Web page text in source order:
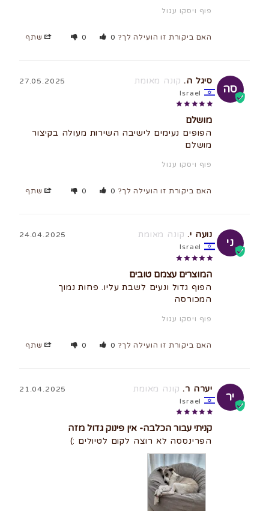
פוף ויסקו עגול
שתף האם ביקורת זו הועילה לך? 0
0
סה
27.05.2025 סיגל ה.
Israel
מושלם
מושלם
פוף ויסקו עגול
שתף האם ביקורת זו הועילה לך? 0
0
ני
24.04.2025 נועה י.
Israel
המוצרים עצמם טובים
הפוף גדול ונעים לשבת עליו. פחות נמוך
המכורסה
פוף ויסקו עגול
שתף האם ביקורת זו הועילה לך? 0
0
יר
21.04.2025 יערה ר.
Israel
קניתי עבור הכלבה- אין פינוק גדול מזה
הפרינססה לא רוצה לקום לטיולים :)